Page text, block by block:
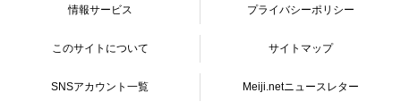
情報サービス プライバシーポリシー
このサイトについて サイトマップ
SNSアカウント一覧 Meiji.netニュースレター